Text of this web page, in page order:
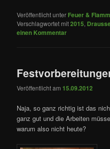
Veröffentlicht unter Feuer &
Verschlagwortet mit2015,
einen Kommentar
Veröffentlicht am15.09.2012
Naja, so ganz richtig ist das
ganz gut und die Arbeiten
warum also nicht heute?